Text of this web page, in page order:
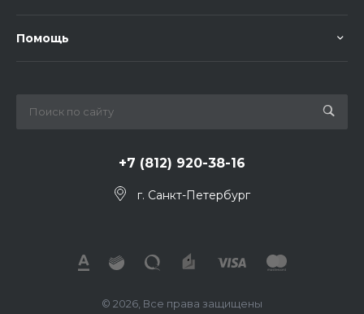
Помощь
+7 (812) 920-38-16
г. Санкт-Петербург
© 2026, Все права защищены